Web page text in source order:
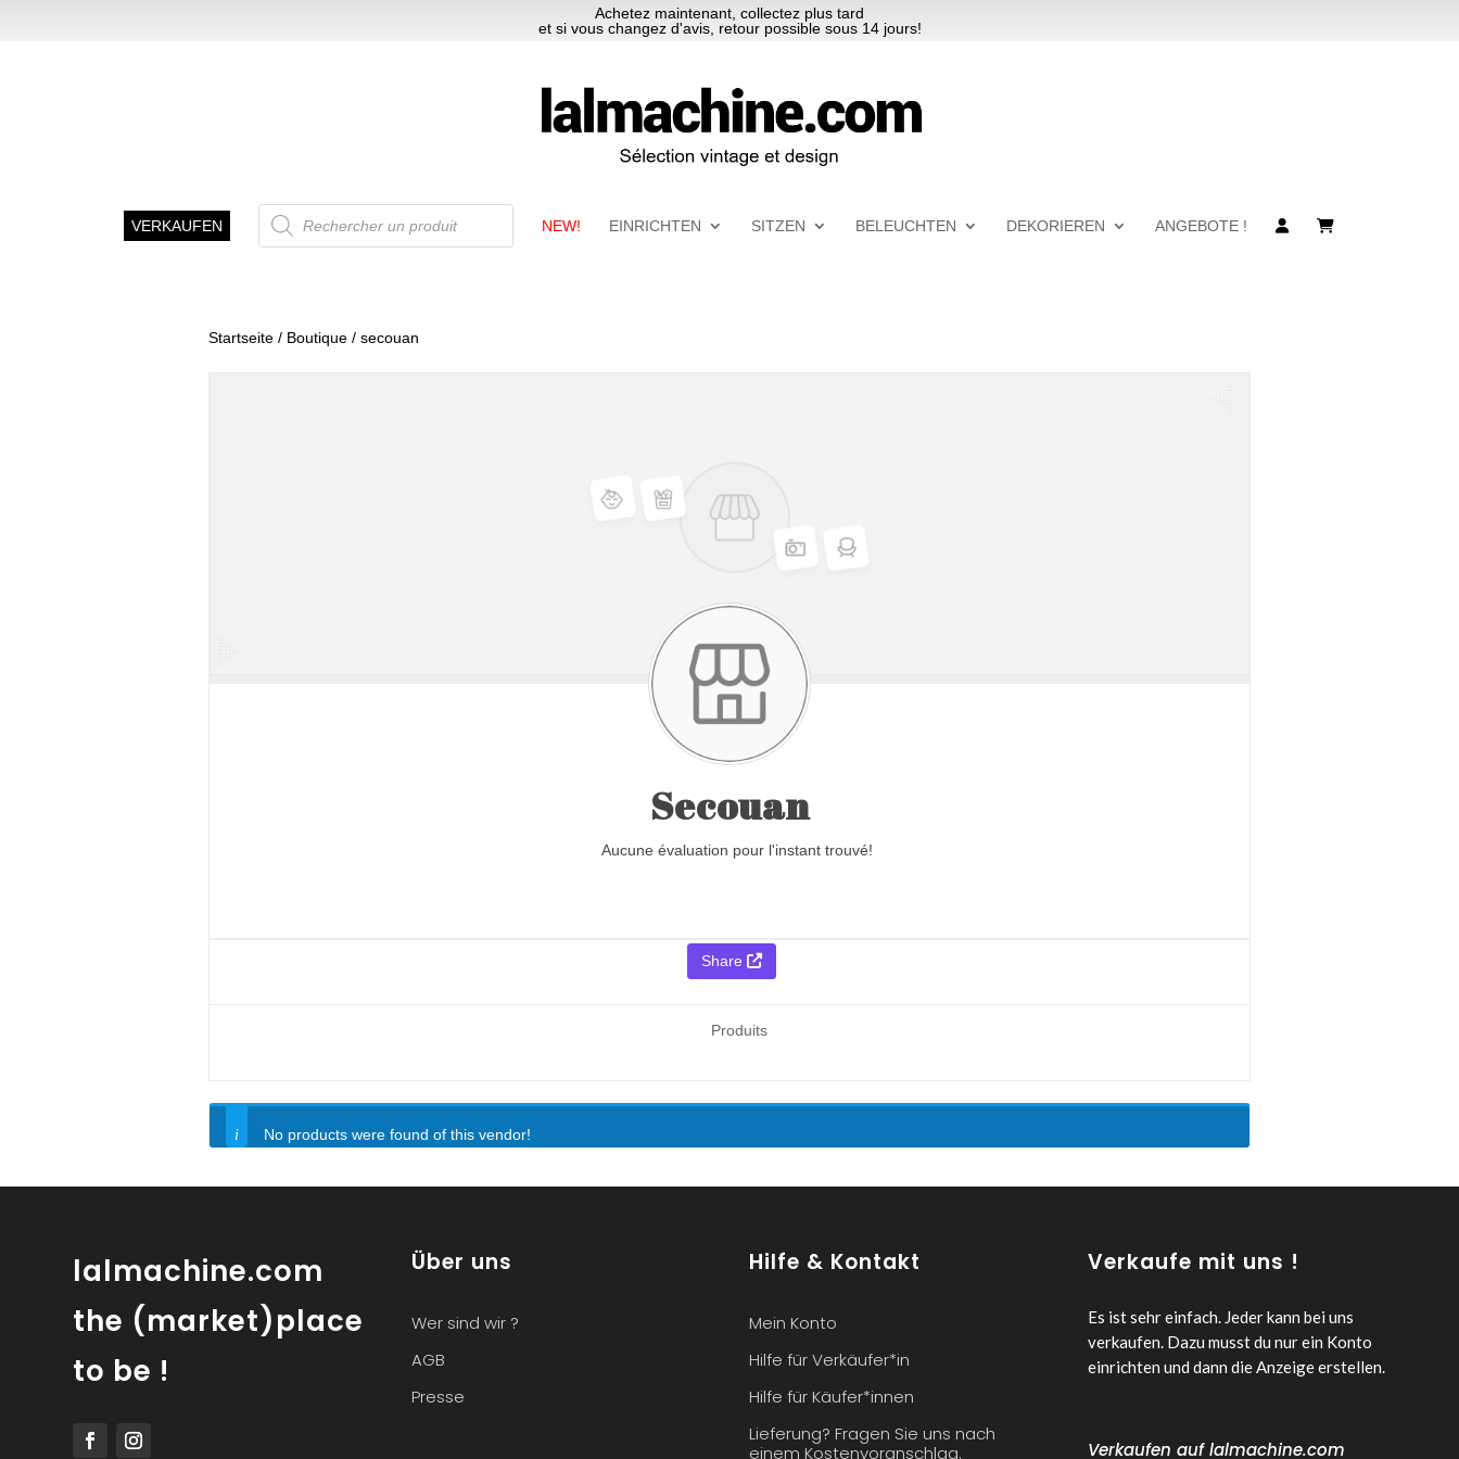
Achetez maintenant, collectez plus tard
et si vous changez d'avis, retour possible sous 14 jours!
VERKAUFEN
Recherche
de
produits
NEW! EINRICHTEN SITZEN BELEUCHTEN DEKORIEREN ANGEBOTE !
Startseite / Boutique / secouan
Secouan
Aucune évaluation pour l'instant trouvé!
Share
Produits
No products were found of this vendor!
lalmachine.com
the (market)place
to be !
Über uns
Wer sind wir ?
AGB
Presse
Hilfe & Kontakt
Mein Konto
Hilfe für Verkäufer*in
Hilfe für Käufer*innen
Lieferung? Fragen Sie uns nach
einem Kostenvoranschlag.
Verkaufe mit uns !
Es ist sehr einfach. Jeder kann bei uns
verkaufen. Dazu musst du nur ein Konto
einrichten und dann die Anzeige erstellen.
Verkaufen auf lalmachine.com